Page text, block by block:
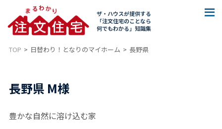
ザ・ハウスが提供する
「注文住宅のことなら
何でもわかる」知識集
TOP 日替わり！となりのマイホーム 長野県
長野県 M様
豊かな自然に溶け込む家